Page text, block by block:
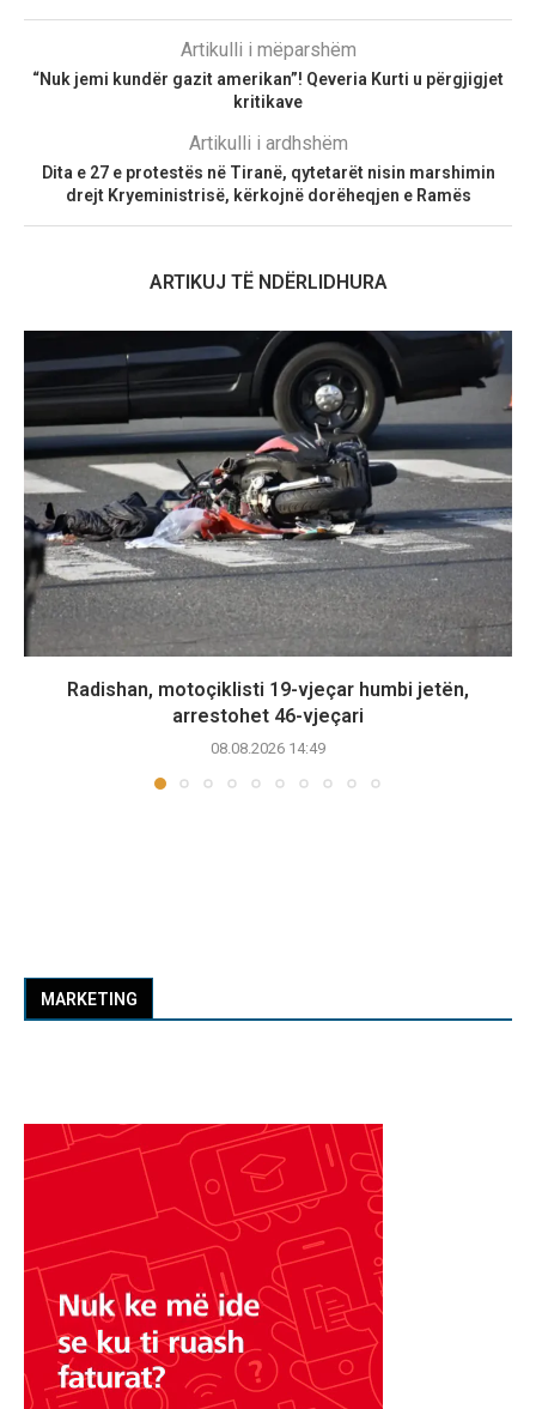
Artikulli i mëparshëm
“Nuk jemi kundër gazit amerikan”! Qeveria Kurti u përgjigjet
kritikave
Artikulli i ardhshëm
Dita e 27 e protestës në Tiranë, qytetarët nisin marshimin
drejt Kryeministrisë, kërkojnë dorëheqjen e Ramës
ARTIKUJ TË NDËRLIDHURA
Radishan, motoçiklisti 19-vjeçar humbi jetën,
arrestohet 46-vjeçari
08.08.2026 14:49
MARKETING